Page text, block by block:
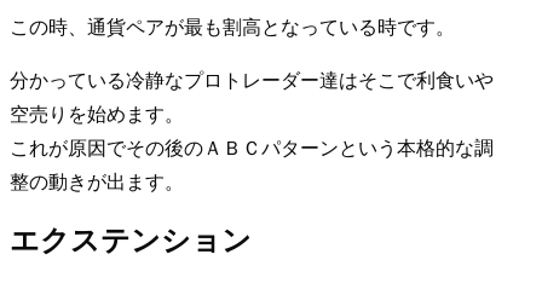
この時、通貨ペアが最も割高となっている時です。
分かっている冷静なプロトレーダー達はそこで利食いや
空売りを始めます。
これが原因でその後のＡＢＣパターンという本格的な調
整の動きが出ます。
エクステンション